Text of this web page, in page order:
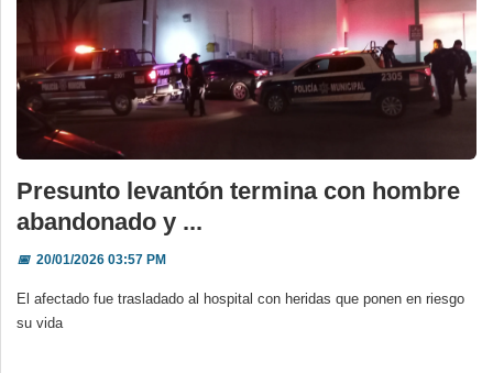
Presunto levantón termina con hombre
abandonado y ...
📅20/01/2026 03:57 PM
El afectado fue trasladado al hospital con heridas que ponen en riesgo
su vida